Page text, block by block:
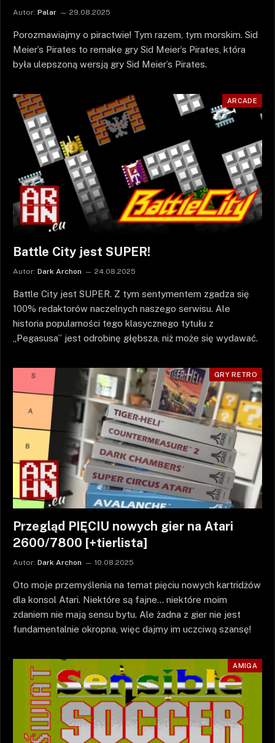
Autor: Palar 29.08.2025
Porozmawiajmy o piractwie! Tym razem, tym morskim. Sid
Meier’s Pirates to remake gry Sid Meier’s Pirates, która
była ulepszoną wersją gry Sid Meier’s Pirates.
ARCADE
Battle City jest SUPER!
Autor: Dark Archon 24.08.2025
Battle City jest SUPER. Z tym sentymentem zgadza się
100% redaktorów naczelnych naszego serwisu. Ale
historia popularności tego klasycznego tytułu z
„Pegasusa” jest odrobinę głębsza, niż może się wydawać.
GRY RETRO
Przegląd PIĘCIU nowych gier na Atari
2600/7800 [+tierlista]
Autor: Dark Archon 10.08.2025
Oto moje przemyślenia na temat pięciu nowych kartridżów
dla konsol Atari. Niektóre są fajne… niektóre moim
zdaniem nie mają sensu bytu. Ale żadna z gier nie jest
fundamentalnie okropna, więc dajmy im uczciwą szansę!
AMIGA